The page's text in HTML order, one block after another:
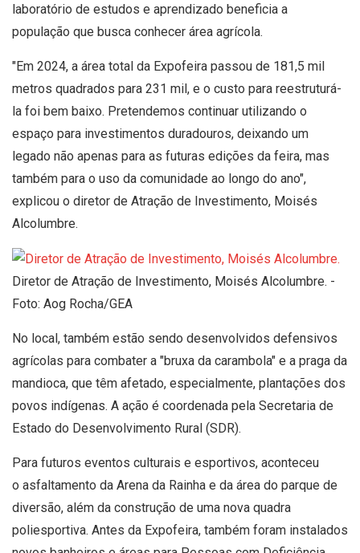
laboratório de estudos e aprendizado beneficia a
população que busca conhecer área agrícola.
"Em 2024, a área total da Expofeira passou de 181,5 mil
metros quadrados para 231 mil, e o custo para reestruturá-
la foi bem baixo. Pretendemos continuar utilizando o
espaço para investimentos duradouros, deixando um
legado não apenas para as futuras edições da feira, mas
também para o uso da comunidade ao longo do ano",
explicou o diretor de Atração de Investimento, Moisés
Alcolumbre.
Diretor de Atração de Investimento, Moisés Alcolumbre. -
Foto: Aog Rocha/GEA
No local, também estão sendo desenvolvidos defensivos
agrícolas para combater a "bruxa da carambola" e a praga da
mandioca, que têm afetado, especialmente, plantações dos
povos indígenas. A ação é coordenada pela Secretaria de
Estado do Desenvolvimento Rural (SDR).
Para futuros eventos culturais e esportivos, aconteceu
o asfaltamento da Arena da Rainha e da área do parque de
diversão, além da construção de uma nova quadra
poliesportiva. Antes da Expofeira, também foram instalados